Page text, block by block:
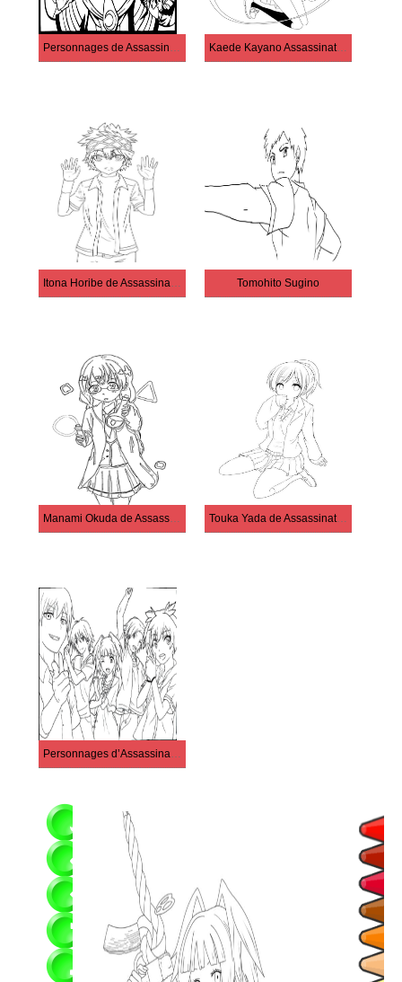
Personnages de Assassination Classroom Kaede Kayano Assassination Classroom
Itona Horibe de Assassination Classroom Tomohito Sugino
Manami Okuda de Assassination Classroom Touka Yada de Assassination Classroom
Personnages d’Assassination Classroom